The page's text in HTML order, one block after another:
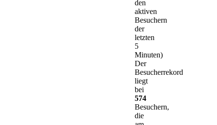
den
aktiven
Besuchern
der
letzten
5
Minuten)
Der
Besucherrekord
liegt
bei
574
Besuchern,
die